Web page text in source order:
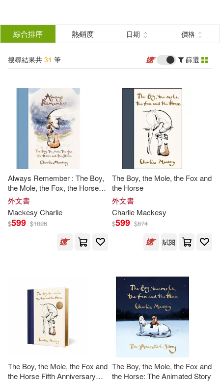
結
分類 (單選)
所有商品(31) 圖書(27)
影音(1) 電子書(3)
(可複選)
Mackesy(12) Charlene(6)
Charlie(6)
Charlie Mackesy(5)
Charlie (ILT)(3) Gumbel(2)
Nicky/ Mackesy(2)
查理．麥克斯(2)
展開
(可複選)
Ingram(16) 天下雜誌(7)
Penguin Group UK(2)
皇冠(2)
綜合排序 熱銷度 日期 價格
搜尋結果共 31 筆 篩選
Always Remember : The Boy,
the Mole, the Fox, the Horse
and the Storm
外文書
Mackesy Charlie
$599 $1026
The Boy, the Mole, the Fox and
the Horse
外文書
Charlie Mackesy
$599 $874
試閱
The Boy, the Mole, the Fox and
the Horse Fifth Anniversary
The Boy, the Mole, the Fox and
the Horse: The Animated Story